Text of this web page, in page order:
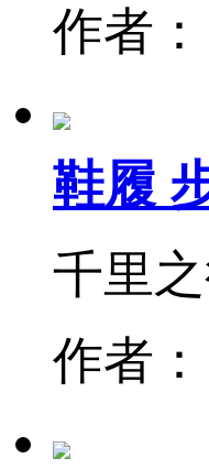
作者：
鞋履
千里
作者：